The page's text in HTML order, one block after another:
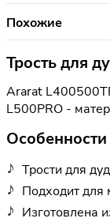
Похожие
Трость для
Ararat
L500PRO -
Трости для
Подходит для
Изготовлена